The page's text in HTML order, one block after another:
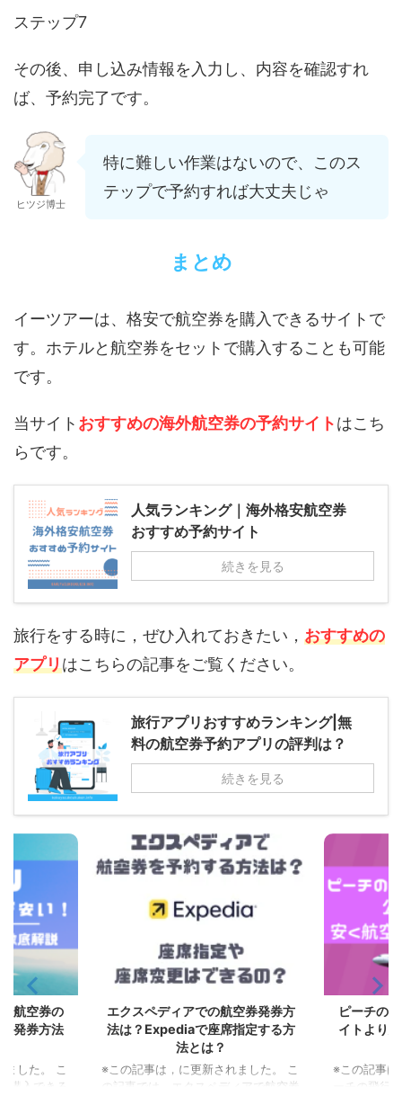
ステップ7
その後、申し込み情報を入力し、内容を確認すれ
ば、予約完了です。
ヒツジ博士
特に難しい作業はないので、このス
テップで予約すれば大丈夫じゃ
まとめ
イーツアーは、格安で航空券を購入できるサイトで
す。ホテルと航空券をセットで購入することも可能
です。
当サイト おすすめの海外航空券の予約サイトはこち
らです。
人気ランキング｜海外格安航空券
おすすめ予約サイト
続きを見る
旅行をする時に，ぜひ入れておきたい， おすすめの
アプリはこちらの記事をご覧ください。
旅行アプリおすすめランキング|無
料の航空券予約アプリの評判は？
続きを見る
航空券の
発券方法
ました。 こ
購入できる
エクスペディアでの航空券発券方
法は？Expediaで座席指定する方
法とは？
※この記事は，に更新されました。 こ
の記事では，エクスペディアで航空券
ピーチの
イトより
※この記事は
ーチの飛行